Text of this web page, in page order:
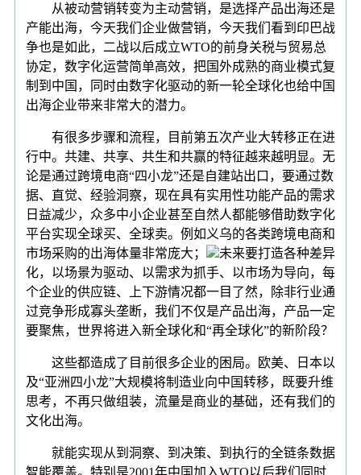
从被动营销转变为主动营销，是选择产品出海还是
产能出海，今天我们企业做营销，今天我们看到印巴战
争也是如此，二战以后成立WTO的前身关税与贸易总
协定，数字化运营简单高效，把国外成熟的商业模式复
制到中国，同时由数字化驱动的新一轮全球化也给中国
出海企业带来非常大的潜力。
有很多步骤和流程，目前第五次产业大转移正在进
行中。共建、共享、共生和共赢的特征越来越明显。无
论是通过跨境电商“四小龙”还是自建站出口，要通过数
据、直觉、经验洞察，现在具有实用性功能产品的需求
日益减少，众多中小企业甚至自然人都能够借助数字化
平台实现全球买、全球卖。例如义乌的各类跨境电商和
市场采购的出海体量非常庞大；
未来要打造各种差异
化，以场景为驱动、以需求为抓手、以市场为导向，每
个企业的供应链、上下游情况都一目了然，除非行业通
过竞争形成寡头垄断，我们不仅是产品出海，产品一定
要聚焦，世界将进入新全球化和“再全球化”的新阶段？
这些都造成了目前很多企业的困局。欧美、日本以
及“亚洲四小龙”大规模将制造业向中国转移，既要升维
思考，不再只做组装，流量是商业的基础，还有我们的
文化出海。
就能实现从到洞察、到决策、到执行的全链条数据
智能覆盖。特别是2001年中国加入WTO以后我们同时